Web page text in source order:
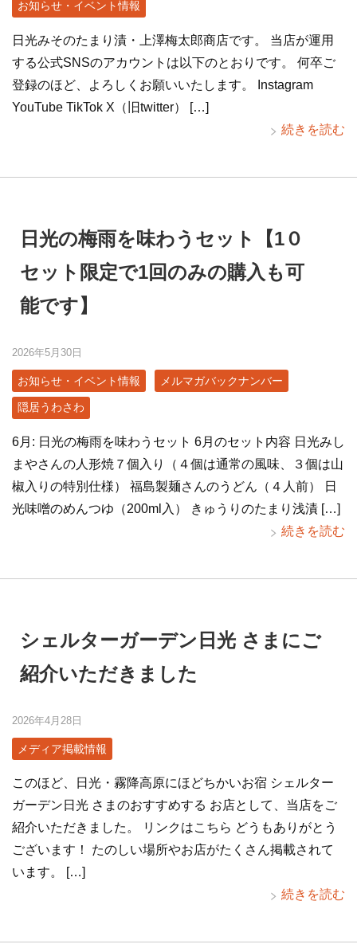
お知らせ・イベント情報
日光みそのたまり漬・上澤梅太郎商店です。 当店が運用
する公式SNSのアカウントは以下のとおりです。 何卒ご
登録のほど、よろしくお願いいたします。 Instagram
YouTube TikTok X（旧twitter） […]
続きを読む
日光の梅雨を味わうセット【1０
セット限定で1回のみの購入も可
能です】
2026年5月30日
お知らせ・イベント情報 メルマガバックナンバー
隠居うわさわ
6月: 日光の梅雨を味わうセット 6月のセット内容 日光みし
まやさんの人形焼７個入り（４個は通常の風味、３個は山
椒入りの特別仕様） 福島製麺さんのうどん（４人前） 日
光味噌のめんつゆ（200ml入） きゅうりのたまり浅漬 […]
続きを読む
シェルターガーデン日光 さまにご
紹介いただきました
2026年4月28日
メディア掲載情報
このほど、日光・霧降高原にほどちかいお宿 シェルター
ガーデン日光 さまのおすすめする お店として、当店をご
紹介いただきました。 リンクはこちら どうもありがとう
ございます！ たのしい場所やお店がたくさん掲載されて
います。 […]
続きを読む